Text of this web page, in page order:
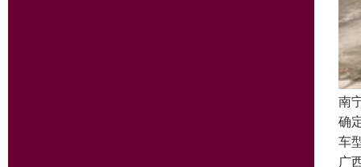
南
确
车
广